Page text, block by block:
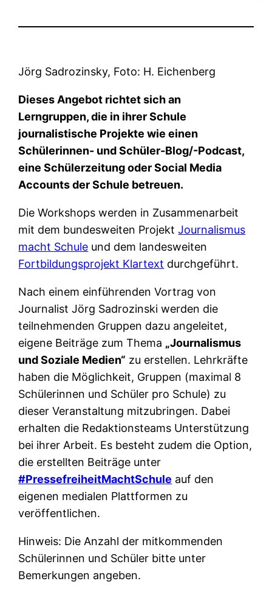
Jörg Sadrozinsky, Foto: H. Eichenberg
Dieses Angebot richtet sich an
Lerngruppen, die in ihrer Schule
journalistische Projekte wie einen
Schülerinnen- und Schüler-Blog/-Podcast,
eine Schülerzeitung oder Social Media
Accounts der Schule betreuen.
Die Workshops werden in Zusammenarbeit
mit dem bundesweiten ProjektJournalismus
macht Schule und dem landesweiten
Fortbildungsprojekt Klartext durchgeführt.
Nach einem einführenden Vortrag von
Journalist Jörg Sadrozinski werden die
teilnehmenden Gruppen dazu angeleitet,
eigene Beiträge zum Thema „Journalismus
und Soziale Medien“ zu erstellen. Lehrkräfte
haben die Möglichkeit, Gruppen (maximal 8
Schülerinnen und Schüler pro Schule) zu
dieser Veranstaltung mitzubringen. Dabei
erhalten die Redaktionsteams Unterstützung
bei ihrer Arbeit. Es besteht zudem die Option,
die erstellten Beiträge unter
#PressefreiheitMachtSchule auf den
eigenen medialen Plattformen zu
veröffentlichen.
Hinweis: Die Anzahl der mitkommenden
Schülerinnen und Schüler bitte unter
Bemerkungen angeben.